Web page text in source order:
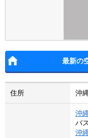
最新の
住所 沖
沖
バ
沖